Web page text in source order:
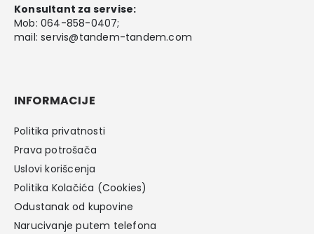
Konsultant za servise:
Mob: 064-858-0407;
mail:servis@tandem-tandem.com
INFORMACIJE
Politika privatnosti
Prava potrošača
Uslovi korišcenja
Politika Kolačića (Cookies)
Odustanak od kupovine
Narucivanje putem telefona